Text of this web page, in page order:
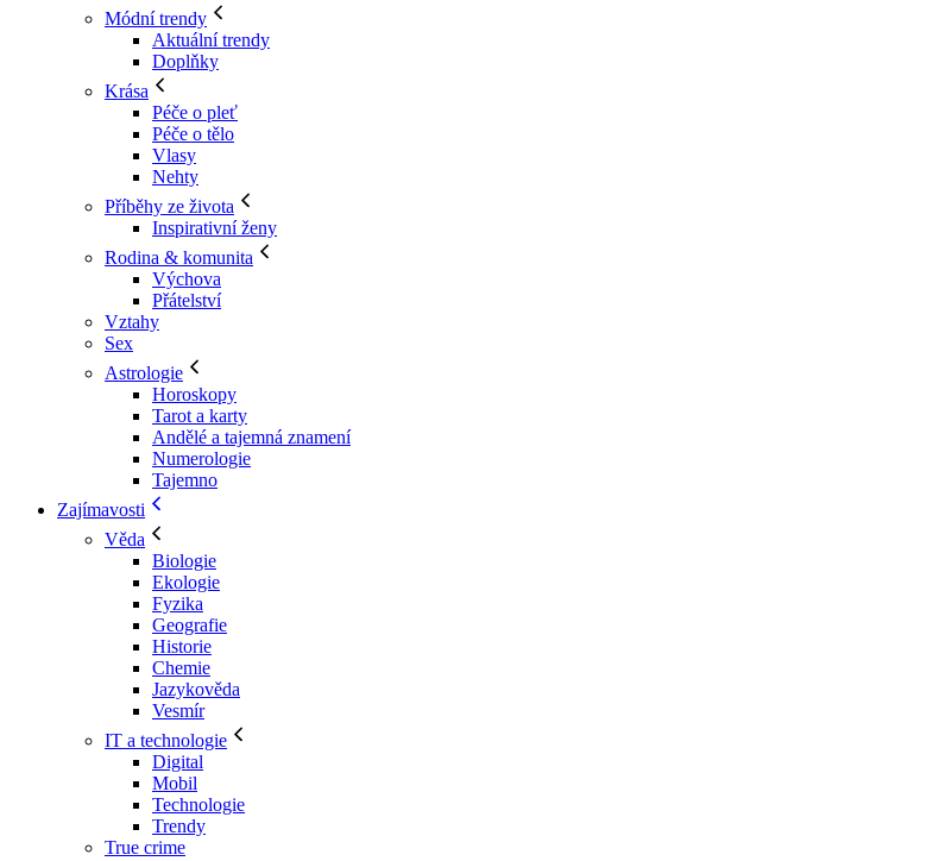
Módní trendy
Aktuální trendy
Doplňky
Krása
Péče o pleť
Péče o tělo
Vlasy
Nehty
Příběhy ze života
Inspirativní ženy
Rodina & komunita
Výchova
Přátelství
Vztahy
Sex
Astrologie
Horoskopy
Tarot a karty
Andělé a tajemná znamení
Numerologie
Tajemno
Zajímavosti
Věda
Biologie
Ekologie
Fyzika
Geografie
Historie
Chemie
Jazykověda
Vesmír
IT a technologie
Digital
Mobil
Technologie
Trendy
True crime